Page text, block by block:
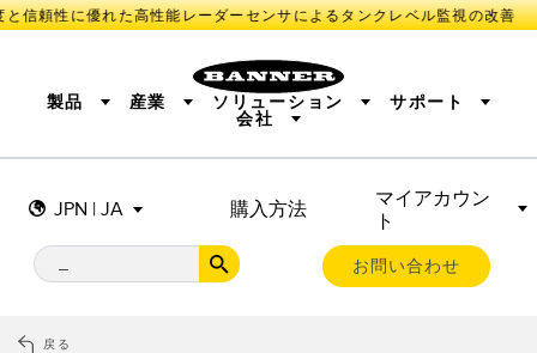
信頼性に優れた高性能レーダーセンサによるタンクレベル監視の改善
JPN | JA 購入方法
マイアカウン
ト
お問い合わせ
製品
センサ
測定ソリューション
BARCODE & VISION
リモートI/O
CONNECTIVITY
産業 ソリューション
IIOT AND THE SMART FACTORY
MACHINE GUARDING
PICK-TO-LIGHT
INDUSTRIAL ILLUMINATION
MEASUREMENT & INSPECTION
サポート
会社
戻る